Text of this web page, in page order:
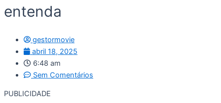
entenda
gestormovie
abril 18, 2025
6:48 am
Sem Comentários
PUBLICIDADE